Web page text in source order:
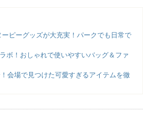
ーピーグッズが大充実！パークでも日常で
ボ！おしゃれで使いやすいバッグ＆ファ
会場で見つけた可愛すぎるアイテムを徹